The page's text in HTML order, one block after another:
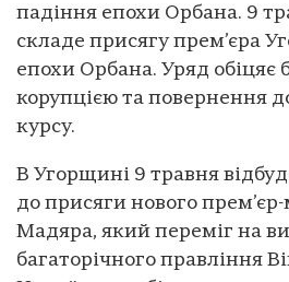
падіння епохи Орбана. 9
складе присягу прем’єра
епохи Орбана. Уряд обіцяє
корупцією та повернення
курсу.
В Угорщині 9 травня
до присяги нового
Мадяра, який переміг на
багаторічного правління